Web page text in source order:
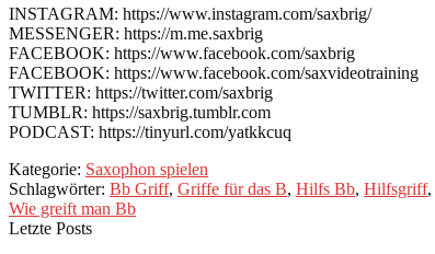
INSTAGRAM: https://www.instagram.com/saxbrig/
MESSENGER: https://m.me.saxbrig
FACEBOOK: https://www.facebook.com/saxbrig
FACEBOOK: https://www.facebook.com/saxvideotraining
TWITTER: https://twitter.com/saxbrig
TUMBLR: https://saxbrig.tumblr.com
PODCAST: https://tinyurl.com/yatkkcuq
Kategorie: Saxophon spielen
Schlagwörter: Bb Griff, Griffe für das B, Hilfs Bb, Hilfsgriff,
Wie greift man Bb
Letzte Posts